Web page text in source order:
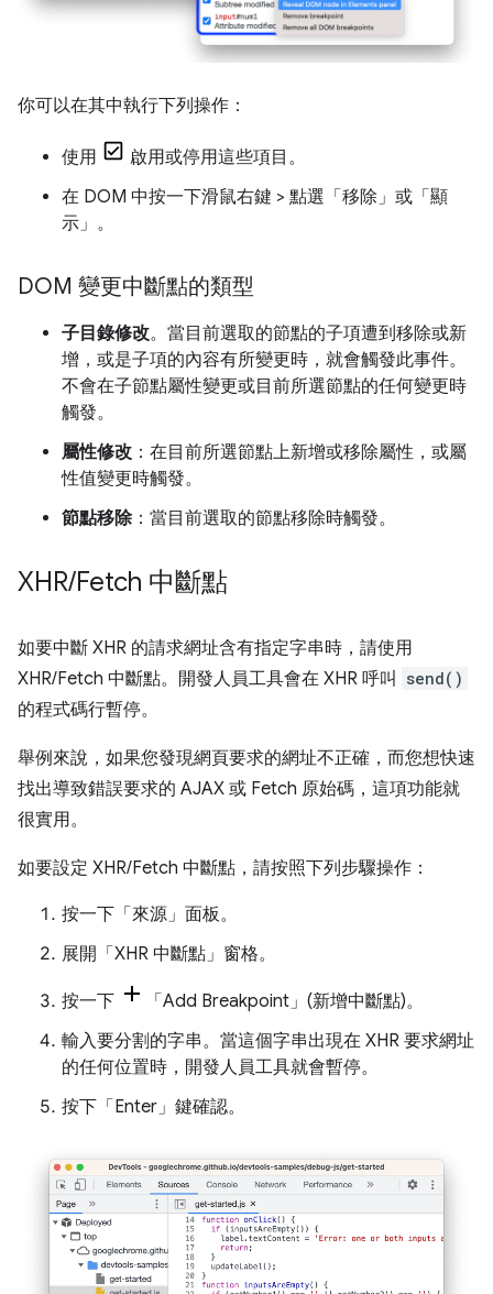
你可以在其中執行下列操作：
使用
啟用或停用這些項目。
在 DOM 中按一下滑鼠右鍵 > 點選「移除」 或「顯
示」 。
DOM 變更中斷點的類型
子目錄修改。當目前選取的節點的子項遭到移除或新
增，或是子項的內容有所變更時，就會觸發此事件。
不會在子節點屬性變更或目前所選節點的任何變更時
觸發。
屬性修改 ：在目前所選節點上新增或移除屬性，或屬
性值變更時觸發。
節點移除：當目前選取的節點移除時觸發。
XHR/Fetch 中斷點
如要中斷 XHR 的請求網址含有指定字串時，請使用
XHR/Fetch 中斷點。開發人員工具會在 XHR 呼叫
send()
的程式碼行暫停。
舉例來說，如果您發現網頁要求的網址不正確，而您想快速
找出導致錯誤要求的 AJAX 或 Fetch 原始碼，這項功能就
很實用。
如要設定 XHR/Fetch 中斷點，請按照下列步驟操作：
按一下「來源」 面板。
展開「XHR 中斷點」 窗格。
按一下 「Add Breakpoint」(新增中斷點)。
輸入要分割的字串。當這個字串出現在 XHR 要求網址
的任何位置時，開發人員工具就會暫停。
按下「Enter」 鍵確認。